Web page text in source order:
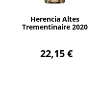
Herencia Altes
Trementinaire 2020
22,15 €
AÑADIR